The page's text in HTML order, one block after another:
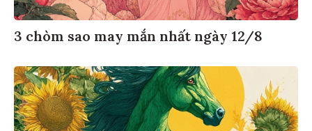
3 chòm sao may mắn nhất ngày 12/8